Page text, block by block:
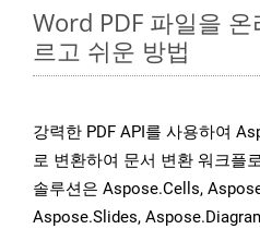
Word PDF 파일을
르고 쉬운 방법
강력한 PDF API를 사용하여
로 변환하여 문서 변환 워크플
솔루션은 Aspose.Cells,
Aspose.Slides,